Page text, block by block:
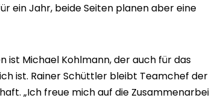
ein Jahr, beide Seiten planen aber eine
ist Michael Kohlmann, der auch für das
ist. Rainer Schüttler bleibt Teamchef der
„Ich freue mich auf die